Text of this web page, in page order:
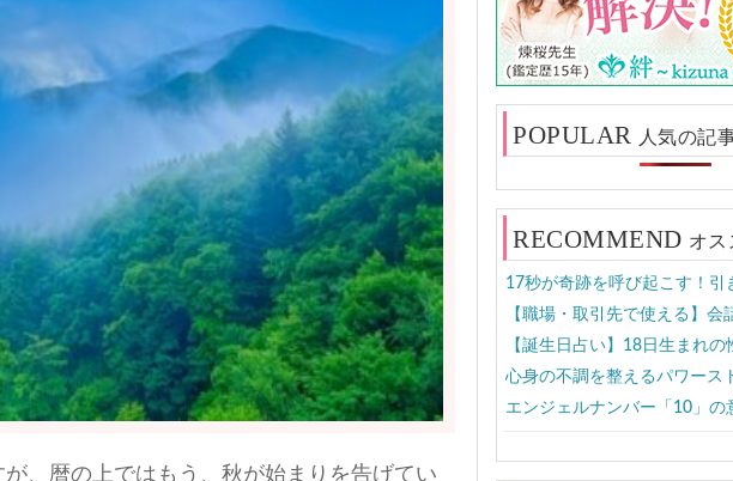
、暦の上ではもう、秋が始まりを告げてい
POPULAR 人気の記
RECOMMEND オス
17秒が奇跡を呼び起こす！引
【職場・取引先で使える】会
【誕生日占い】18日生まれの
心身の不調を整えるパワース
エンジェルナンバー「10」の